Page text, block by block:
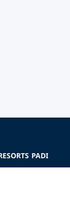
PADI